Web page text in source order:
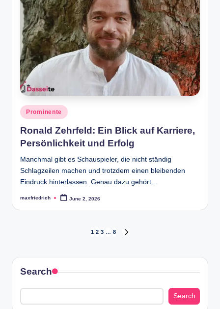
Posted
in
Prominente
Ronald Zehrfeld: Ein Blick auf Karriere,
Persönlichkeit und Erfolg
Manchmal gibt es Schauspieler, die nicht ständig
Schlagzeilen machen und trotzdem einen bleibenden
Eindruck hinterlassen. Genau dazu gehört…
Posted
maxfriedrich June 2, 2026
pagination
1 2 3 … 8
Search
Search